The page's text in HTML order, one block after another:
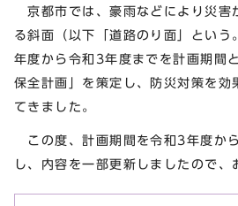
京都市では、豪雨などにより災害
る斜面（以下「道路のり面」とい
年度から令和3年度までを計画期間
保全計画」を策定し、防災対策を効
てきました。
この度、計画期間を令和3年度か
し、内容を一部更新しましたので、